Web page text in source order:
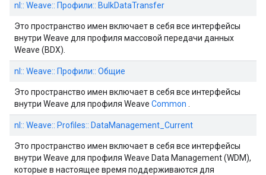
nl:: Weave:: Профили:: BulkDataTransfer
Это пространство имен включает в себя все интерфейсы
внутри Weave для профиля массовой передачи данных
Weave (BDX).
nl:: Weave:: Профили:: Общие
Это пространство имен включает в себя все интерфейсы
внутри Weave для профиля Weave Common
nl:: Weave:: Profiles:: DataManagement_Current
Это пространство имен включает в себя все интерфейсы
внутри Weave для профиля Weave Data Management (WDM),
которые в настоящее время поддерживаются для